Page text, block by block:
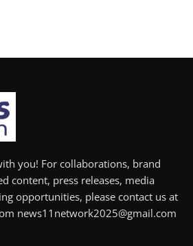
you! For collaborations, brand
content, press releases, media
opportunities, please contact us at
news11network2025@gmail.com